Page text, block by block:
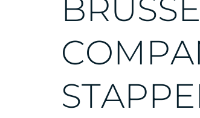
WATERDISPENSERS
WATERFILTER
BRUSSE
COMPA
STAPPE